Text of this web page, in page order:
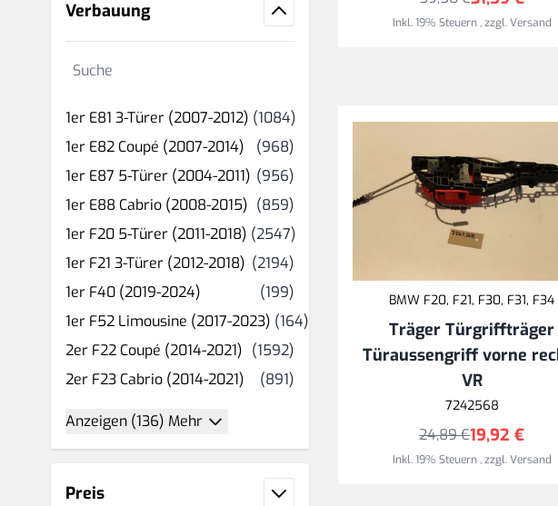
Verbauung
1er E81 3-Türer (2007-2012) (1084)
1er E82 Coupé (2007-2014)
(968)
1er E87 5-Türer (2004-2011) (956)
1er E88 Cabrio (2008-2015) (859) Produkt(e)
1er F20 5-Türer (2011-2018) (2547)
1er F21 3-Türer (2012-2018) (2194)
1er F40 (2019-2024)
(199)
1er F52 Limousine (2017-2023) (164)
2er F22 Coupé (2014-2021) (1592) Produkt(e)
2er F23 Cabrio (2014-2021)
(891)
Anzeigen (136) Mehr
Preis
Inkl. 19% Steuern,zzgl.Versand
BMW F20, F21, F30, F31, F34
Träger Türgriffträger
Türaussengriff vorne
VR
7242568
19,92 €
24,89 €
Inkl. 19% Steuern,zzgl.Versand